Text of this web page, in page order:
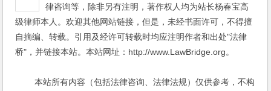
律咨询等，除非另有注明，著作权人均为站长杨春宝高
级律师本人。欢迎其他网站链接，但是，未经书面许可，不得擅
自摘编、转载。引用及经许可转载时均应注明作者和出处"法律
桥"，并链接本站。本站网址：http://www.LawBridge.org。
本站所有内容（包括法律咨询、法律法规）仅供参考，不构